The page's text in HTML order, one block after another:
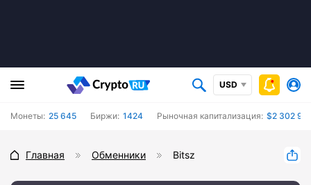
USD
Монеты: 25 645 Биржи: 1424 Рыночная капитализация: $2 302
Главная Обменники Bitsz